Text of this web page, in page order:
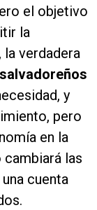
el objetivo
la
verdadera
y
pero
en la
las
cuenta